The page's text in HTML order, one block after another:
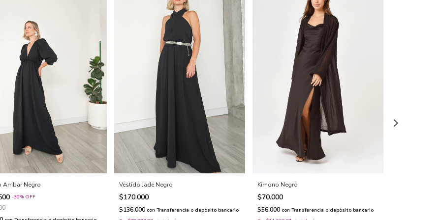
Ambar Negro
-30% OFF
Vestido Jade Negro
$170.000
$136.000 con Transferencia o depósito bancario
Kimono Negro
$70.000
$56.000 con Transferencia o depósito bancario